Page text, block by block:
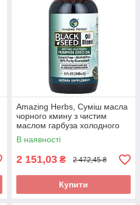
Amazing Herbs, Суміш масла
чорного кмину з чистим
маслом гарбуза холодного
віджиму, 8 рідин та си. унцій
(240 мл) оригінал
В наявності
2 151,03 ₴ 2 472,45 ₴
Купити